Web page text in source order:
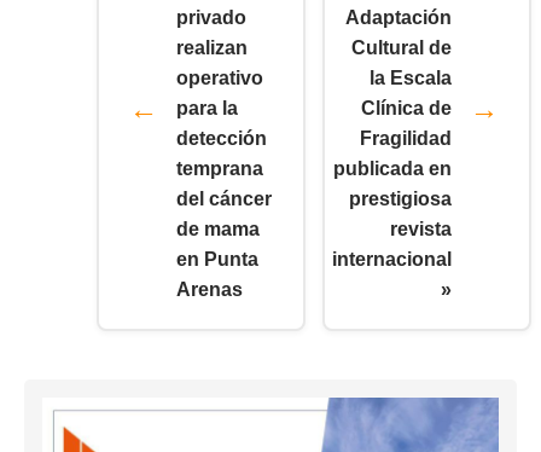
privado
realizan
operativo
para la
detección
temprana
del cáncer
de mama
en Punta
Arenas
Adaptación
Cultural de
la Escala
Clínica de
Fragilidad
publicada en
prestigiosa
revista
internacional
»